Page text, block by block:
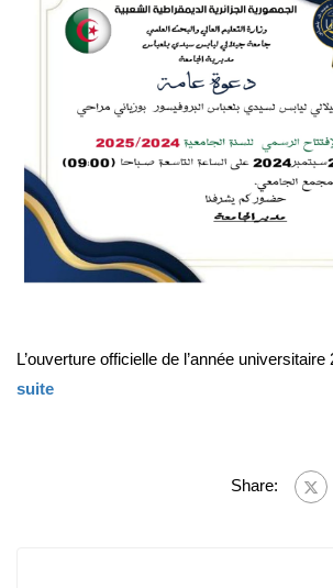
L’ouverture officielle de l’année
suite
Share: